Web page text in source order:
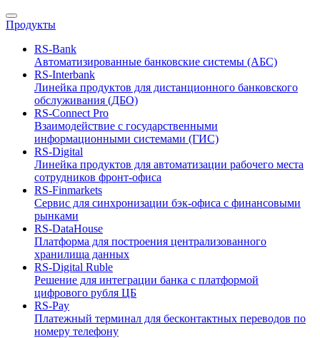
Продукты
RS-Bank
Автоматизированные банковские системы (АБС)
RS-Interbank
Линейка продуктов для дистанционного банковского
обслуживания (ДБО)
RS-Connect Pro
Взаимодействие с государственными
информационными системами (ГИС)
RS-Digital
Линейка продуктов для автоматизации рабочего места
сотрудников фронт-офиса
RS-Finmarkets
Сервис для синхронизации бэк-офиса с финансовыми
рынками
RS-DataHouse
Платформа для построения централизованного
хранилища данных
RS-Digital Ruble
Решение для интеграции банка с платформой
цифрового рубля ЦБ
RS-Pay
Платежный терминал для бесконтактных переводов по
номеру телефону